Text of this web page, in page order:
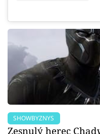
SHOWBYZNYS
Zesnulý herec